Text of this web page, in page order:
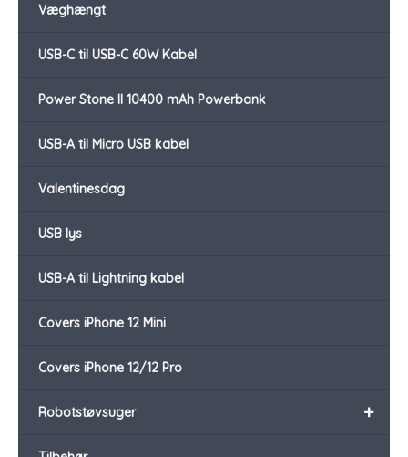
Væghængt
USB-C til USB-C 60W Kabel
Power Stone II 10400 mAh Powerbank
USB-A til Micro USB kabel
Valentinesdag
USB lys
USB-A til Lightning kabel
Covers iPhone 12 Mini
Covers iPhone 12/12 Pro
+
Robotstøvsuger